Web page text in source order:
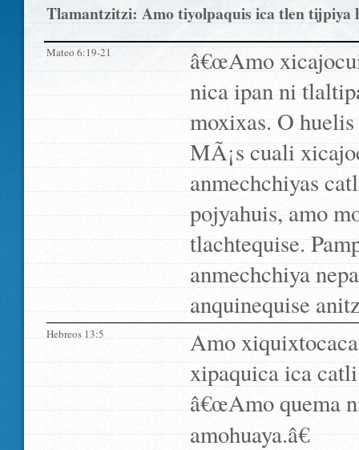
Tlamantzitzi: Amo tiyolpaquis ica tlen
Mateo 6:19-21
â€œAmo
nica ipan ni
moxixas. O
MÃ¡s cuali
anmechchiyas
pojyahuis, amo
tlachtequise.
anmechchiya
anquinequise
Hebreos 13:5
Amo
xipaquica ica
â€œAmo quema
amohuaya.â€